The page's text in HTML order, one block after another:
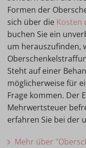
Formen der
sich über die Kosten
buchen Sie ein
um herauszufinden,
Steht auf einer
möglicherweise für
Frage kommen. Der
Mehrwertsteuer
erfahren Sie bei der
Mehr über